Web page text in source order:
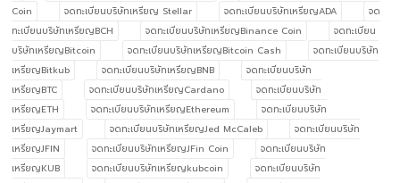
Coin
จดทะเบียนบริษัทเหรียญ Stellar จดทะเบียนบริษัทเหรียญADA
จด
ทะเบียนบริษัทเหรียญBCH
จดทะเบียนบริษัทเหรียญBinance Coin
จดทะเบียน
บริษัทเหรียญBitcoin
จดทะเบียนบริษัทเหรียญBitcoin Cash
จดทะเบียนบริษัท
เหรียญBitkub
จดทะเบียนบริษัทเหรียญBNB
จดทะเบียนบริษัท
เหรียญBTC
จดทะเบียนบริษัทเหรียญCardano
จดทะเบียนบริษัท
เหรียญETH
จดทะเบียนบริษัทเหรียญEthereum
จดทะเบียนบริษัท
เหรียญJaymart
จดทะเบียนบริษัทเหรียญJed McCaleb
จดทะเบียนบริษัท
เหรียญJFIN
จดทะเบียนบริษัทเหรียญJFin Coin
จดทะเบียนบริษัท
เหรียญKUB
จดทะเบียนบริษัทเหรียญkubcoin
จดทะเบียนบริษัท